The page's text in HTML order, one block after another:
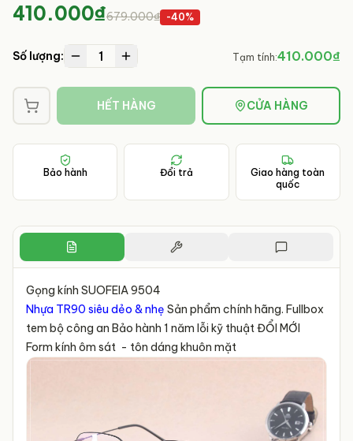
410.000₫679.000₫ -40%
Số lượng: 1 Tạm tính:410.000₫
HẾT HÀNG CỬA HÀNG
Bảo hành Đổi trả
Giao hàng toàn
quốc
Gọng kính SUOFEIA 9504
Nhựa TR90 siêu dẻo & nhẹ
tem bộ công an Bảo hành 1 năm lỗi kỹ thuật ĐỔI MỚI
Form kính ôm sát - tôn dáng khuôn mặt